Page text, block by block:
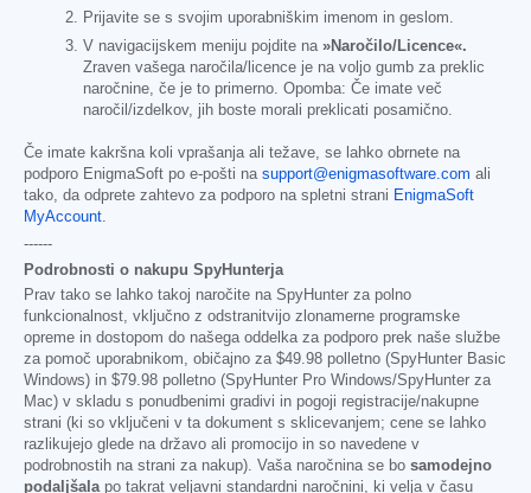
Prijavite se s svojim uporabniškim imenom in geslom.
V navigacijskem meniju pojdite na »Naročilo/Licence«.
Zraven vašega naročila/licence je na voljo gumb za preklic
naročnine, če je to primerno. Opomba: Če imate več
naročil/izdelkov, jih boste morali preklicati posamično.
Če imate kakršna koli vprašanja ali težave, se lahko obrnete na
podporo EnigmaSoft po e-pošti na support@enigmasoftware.com ali
tako, da odprete zahtevo za podporo na spletni strani EnigmaSoft
MyAccount.
------
Podrobnosti o nakupu SpyHunterja
Prav tako se lahko takoj naročite na SpyHunter za polno
funkcionalnost, vključno z odstranitvijo zlonamerne programske
opreme in dostopom do našega oddelka za podporo prek naše službe
za pomoč uporabnikom, običajno za $49.98 polletno (SpyHunter Basic
Windows) in $79.98 polletno (SpyHunter Pro Windows/SpyHunter za
Mac) v skladu s ponudbenimi gradivi in pogoji registracije/nakupne
strani (ki so vključeni v ta dokument s sklicevanjem; cene se lahko
razlikujejo glede na državo ali promocijo in so navedene v
podrobnostih na strani za nakup). Vaša naročnina se bo samodejno
podaljšalapo takrat veljavni standardni naročnini, ki velja v času